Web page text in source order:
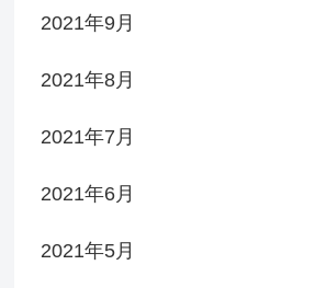
2021年9月
2021年8月
2021年7月
2021年6月
2021年5月